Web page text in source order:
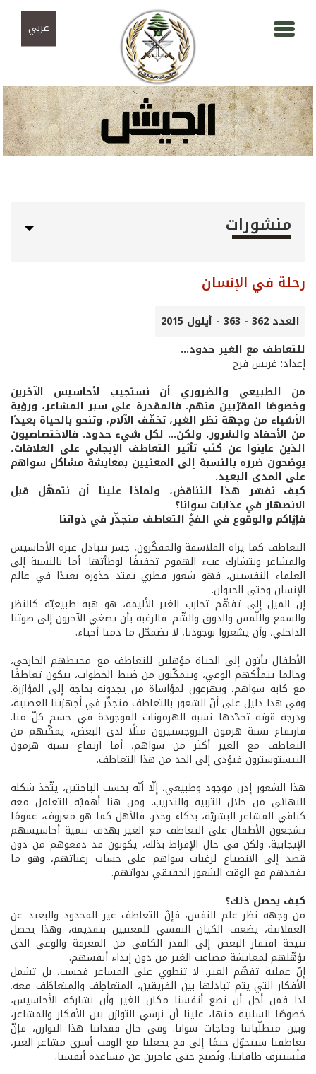
عربي
منشورات
رحلة في الإنسان
العدد 362 - 363 - أيلول 2015
للتعاطف مع الغير حدود...
إعداد: غريس فرح
من الطبيعي والضروري أن نستجيب لأحاسيس الآخرين
وخصوصًا المقرّبين منهم. فالمقدرة على سبر المشاعر، ورؤية
الأشياء من وجهة نظر الغير، تخفّف الآلام، وتنحو بالحياة بعيدًا
من الأحقاد والشرور، ولكن... لكل شيء حدود. فالاختصاصيون
الذين عاينوا عن كثب تأثير التعاطف الإيجابي على العلاقات،
يوضحون ضرره بالنسبة إلى المعنيين بمعايشة مشاكل سواهم
على المدى البعيد.
كيف نفسّر هذا التناقض، ولماذا علينا أن نتمهّل قبل
الانصهار في عذابات سوانا؟
فإيّاكم والوقوع في الفخّ التعاطف متجذّر في ذواتنا
التعاطف كما يراه الفلاسفة والمفكّرون، جسر نتبادل عبره الأحاسيس
والمشاعر ونتشارك عبء الهموم تخفيفًا لوطأتها. أما بالنسبة إلى
العلماء النفسيين، فهو شعور فطري تمتد جذوره بعيدًا في عالم
الإنسان وحتى الحيوان.
إن الميل إلى تفهّم تجارب الغير الأليمة، هو هبة طبيعيّة كالنظر
والسمع واللّمس والذوق والشّم. فالرغبة بأن يصغي الآخرون إلى صوتنا
الداخلي، وأن يشعروا بوجودنا، لا تضمحّل ما دمنا أحياء.
الأطفال يأتون إلى الحياة مؤهلين للتعاطف مع محيطهم الخارجي،
وحالما يتملّكهم الوعي، ويتمكّنون من ضبط الخطوات، يبكون تعاطفًا
مع كآبة سواهم، ويهرعون لمؤاساة من يجدونه بحاجة إلى المؤازرة.
وفي هذا دليل على أنّ الشعور بالتعاطف متجذّر في أجهزتنا العصبية،
ودرجة قوته تحدّدها نسبة الهرمونات الموجودة في جسم كلّ منا.
فارتفاع نسبة هرمون البروجستيرون مثلًا لدى البعض، يمكّنهم من
التعاطف مع الغير أكثر من سواهم، أما ارتفاع نسبة هرمون
التيستوسترون فيؤدي إلى الحد من هذا التعاطف.
هذا الشعور إذن موجود وطبيعي، إلّا أنّه بحسب الباحثين، يتّخذ شكله
النهائي من خلال التربية والتدريب. ومن هنا أهميّة التعامل معه
كباقي المشاعر البشريّة، بذكاء وحذر. فالأهل كما هو معروف، عمومًا
يشجعون الأطفال على التعاطف مع الغير بهدف تنمية أحاسيسهم
الإيجابية. ولكن في حال الإفراط بذلك، يكونون قد دفعوهم من دون
قصد إلى الانصياع لرغبات سواهم على حساب رغباتهم، وهو ما
يفقدهم مع الوقت الشعور الحقيقي بذواتهم.
كيف يحصل ذلك؟
من وجهة نظر علم النفس، فإنّ التعاطف غير المحدود والبعيد عن
العقلانية، يضعف الكيان النفسي للمعنيين بتقديمه، وهذا يحصل
نتيجة افتقار البعض إلى القدر الكافي من المعرفة والوعي الذي
يؤهّلهم لمعايشة مصاعب الغير من دون إيذاء أنفسهم.
إنّ عملية تفهّم الغير، لا تنطوي على المشاعر فحسب، بل تشمل
الأفكار التي يتم تبادلها بين الفريقين، المتعاطِف والمتعاطَف معه.
لذا فمن أجل أن نضع أنفسنا مكان الغير وأن نشاركه الأحاسيس،
خصوصًا السلبية منها، علينا أن نرسي التوازن بين الأفكار والمشاعر،
وبين متطلّباتنا وحاجات سوانا. وفي حال فقداننا هذا التوازن، فإنّ
تعاطفنا سيتحوّل حتمًا إلى فخ يجعلنا مع الوقت أسرى مشاعر الغير،
فتُستنزف طاقاتنا، ونُصبح حتى عاجزين عن مساعدة أنفسنا.